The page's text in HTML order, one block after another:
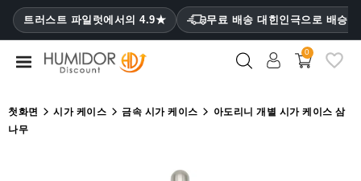
트러스트 파일럿에서의 4.9★ 무료 배송 대힌인극으로 배승
CATEGORY
휴
휴
0
첫화면 시가 케이스 금속 시가 케이스
아도리니 개별 시가 케이스 삼
나무